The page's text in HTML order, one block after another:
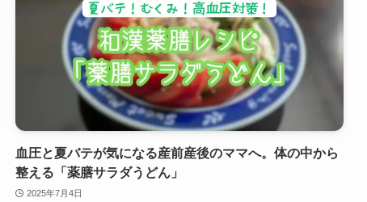
血圧と夏バテが気になる産前産後のママへ。体の中から
整える「薬膳サラダうどん」
2025年7月4日